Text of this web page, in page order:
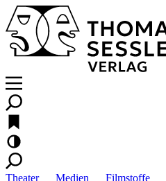
Theater Medien Filmstoffe